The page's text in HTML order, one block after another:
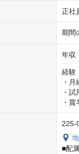
正社
期間
年収
経験
・
・
・
225-
■配属